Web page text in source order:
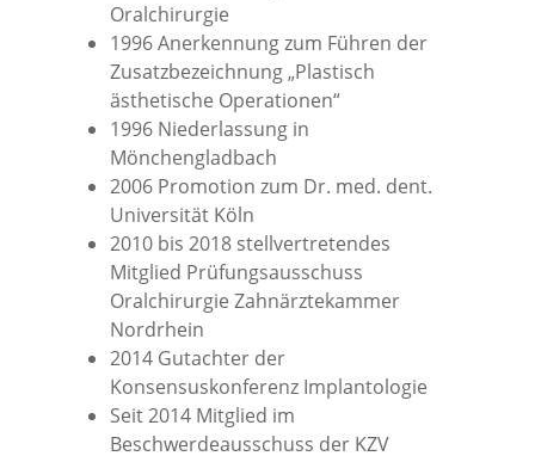
Oralchirurgie
1996 Anerkennung zum Führen der
Zusatzbezeichnung „Plastisch
ästhetische Operationen“
1996 Niederlassung in
Mönchengladbach
2006 Promotion zum Dr. med. dent.
Universität Köln
2010 bis 2018 stellvertretendes
Mitglied Prüfungsausschuss
Oralchirurgie Zahnärztekammer
Nordrhein
2014 Gutachter der
Konsensuskonferenz Implantologie
Seit 2014 Mitglied im
Beschwerdeausschuss der KZV